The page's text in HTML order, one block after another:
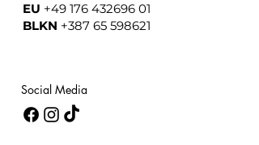
EU +49 176 432696 01
BLKN +387 65 598621
Social Media